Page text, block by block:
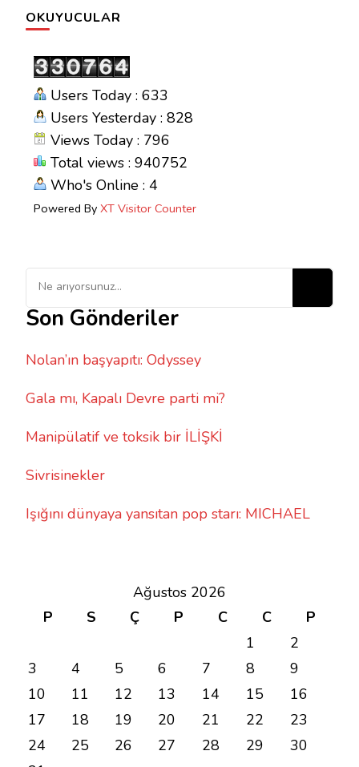
OKUYUCULAR
Users Today : 633
Users Yesterday : 828
Views Today : 796
Total views : 940752
Who's Online : 4
Powered By XT Visitor Counter
Bir
şey
mi
Son Gönderiler
Nolan’ın başyapıtı: Odyssey
Gala mı, Kapalı Devre parti mi?
Manipülatif ve toksik bir İLİŞKİ
Sivrisinekler
Işığını dünyaya yansıtan pop starı: MICHAEL
Ağustos 2026
P
S Ç P C C
P
1
2
3
4 5 6 7 8
9
10
11 12 13 14 15
16
17
18 19 20 21 22
23
24
25 26 27 28 29
30